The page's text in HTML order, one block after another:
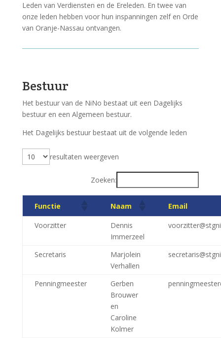
Leden van Verdiensten en de Ereleden. En twee van
onze leden hebben voor hun inspanningen zelf en Orde
van Oranje-Nassau ontvangen.
Bestuur
Het bestuur van de NiNo bestaat uit een Dagelijks
bestuur en een Algemeen bestuur.
Het Dagelijks bestuur bestaat uit de volgende leden
resultaten weergeven
Zoeken:
Functie Naam Email
Voorzitter
Dennis
Immerzeel
Secretaris
Marjolein
Verhallen
Penningmeester
Gerben
Brouwer
en
Caroline
Kolmer